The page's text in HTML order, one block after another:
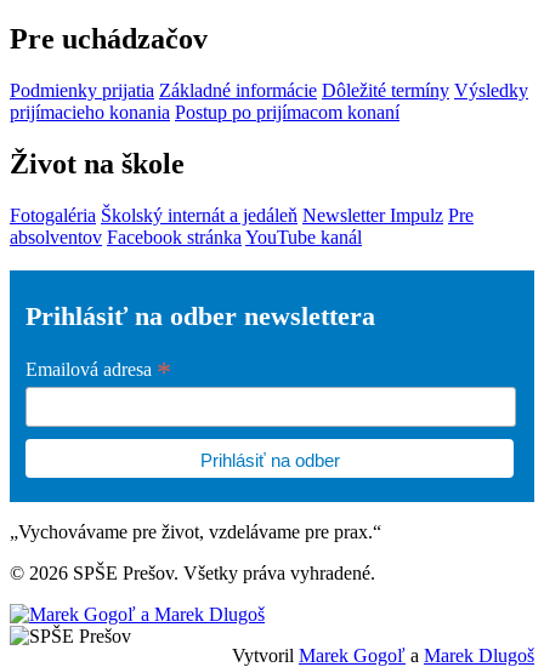
Pre uchádzačov
Podmienky prijatia Základné informácie Dôležité termíny Výsledky
prijímacieho konania Postup po prijímacom konaní
Život na škole
Fotogaléria Školský internát a jedáleň Newsletter Impulz Pre
absolventov Facebook stránka YouTube kanál
Prihlásiť na odber newslettera
Emailová adresa *
„Vychovávame pre život, vzdelávame pre prax.“
© 2026 SPŠE Prešov. Všetky práva vyhradené.
Vytvoril Marek Gogoľ a Marek Dlugoš